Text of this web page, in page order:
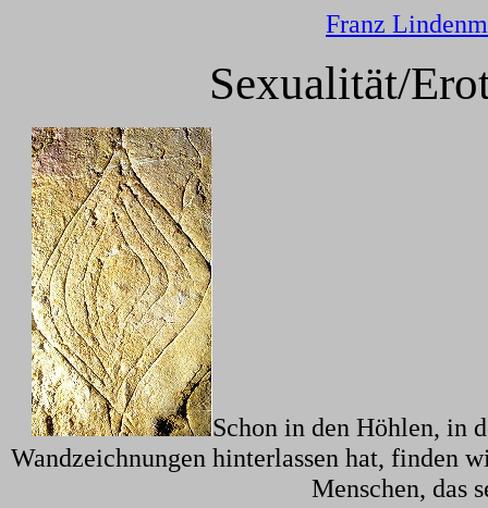
Franz
Sexualität/
Schon in den Höhlen, in
Wandzeichnungen hinterlassen hat, finden
Menschen, das